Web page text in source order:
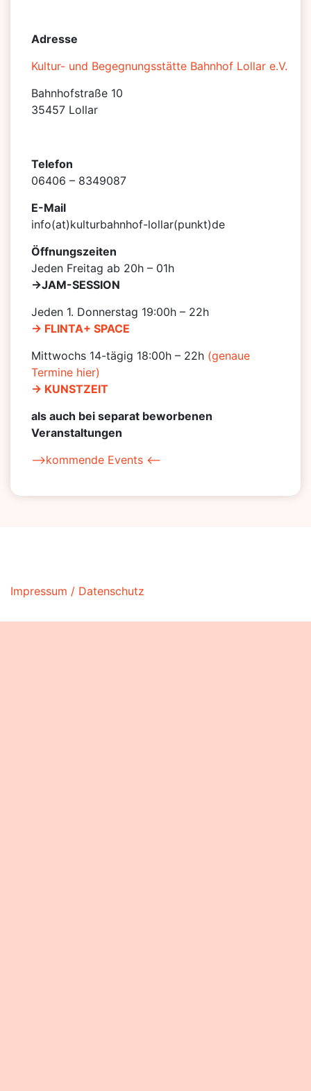
Adresse
Kultur- und Begegnungsstätte Bahnhof Lollar e.V.
Bahnhofstraße 10
35457 Lollar
Telefon
06406 – 8349087
E-Mail
info(at)kulturbahnhof-lollar(punkt)de
Öffnungszeiten
Jeden Freitag ab 20h – 01h
->JAM-SESSION
Jeden 1. Donnerstag 19:00h – 22h
-> FLINTA+ SPACE
Mittwochs 14-tägig 18:00h – 22h (genaue
Termine hier)
-> KUNSTZEIT
als auch bei separat beworbenen
Veranstaltungen
–>kommende Events <–
Impressum / Datenschutz